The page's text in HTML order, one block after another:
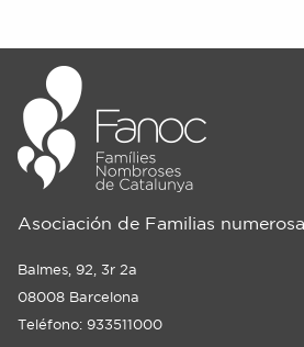
Asociación de Familias
Balmes, 92, 3r 2a
08008 Barcelona
Teléfono: 933511000